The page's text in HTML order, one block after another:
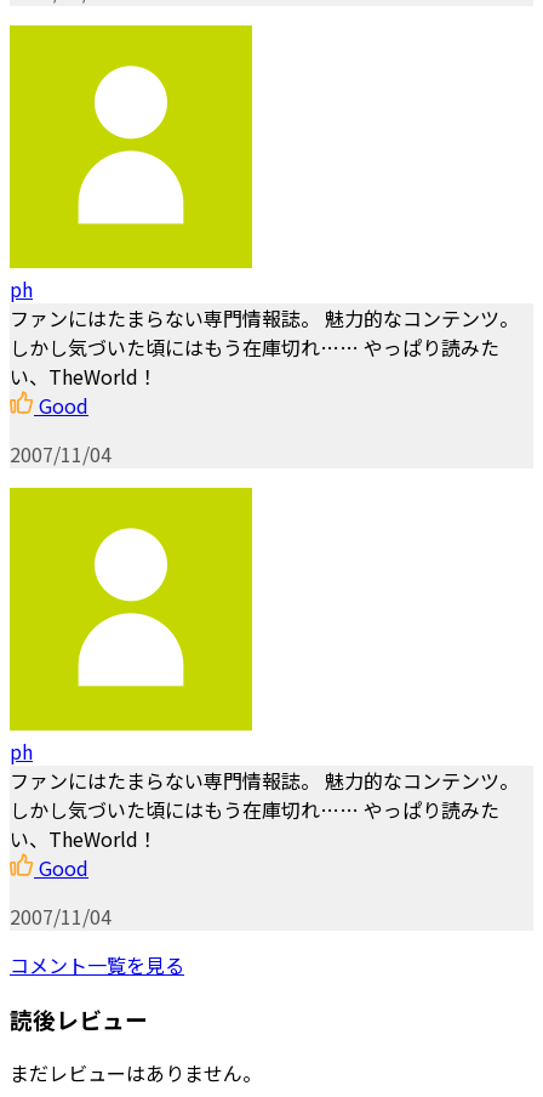
ph
ファンにはたまらない専門情報誌。 魅力的なコンテンツ。
しかし気づいた頃にはもう在庫切れ…… やっぱり読みた
い、TheWorld！
Good
2007/11/04
ph
ファンにはたまらない専門情報誌。 魅力的なコンテンツ。
しかし気づいた頃にはもう在庫切れ…… やっぱり読みた
い、TheWorld！
Good
2007/11/04
コメント一覧を見る
読後レビュー
まだレビューはありません。